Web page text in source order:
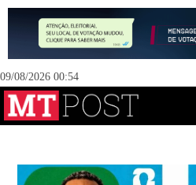
09/08/2026 00:54